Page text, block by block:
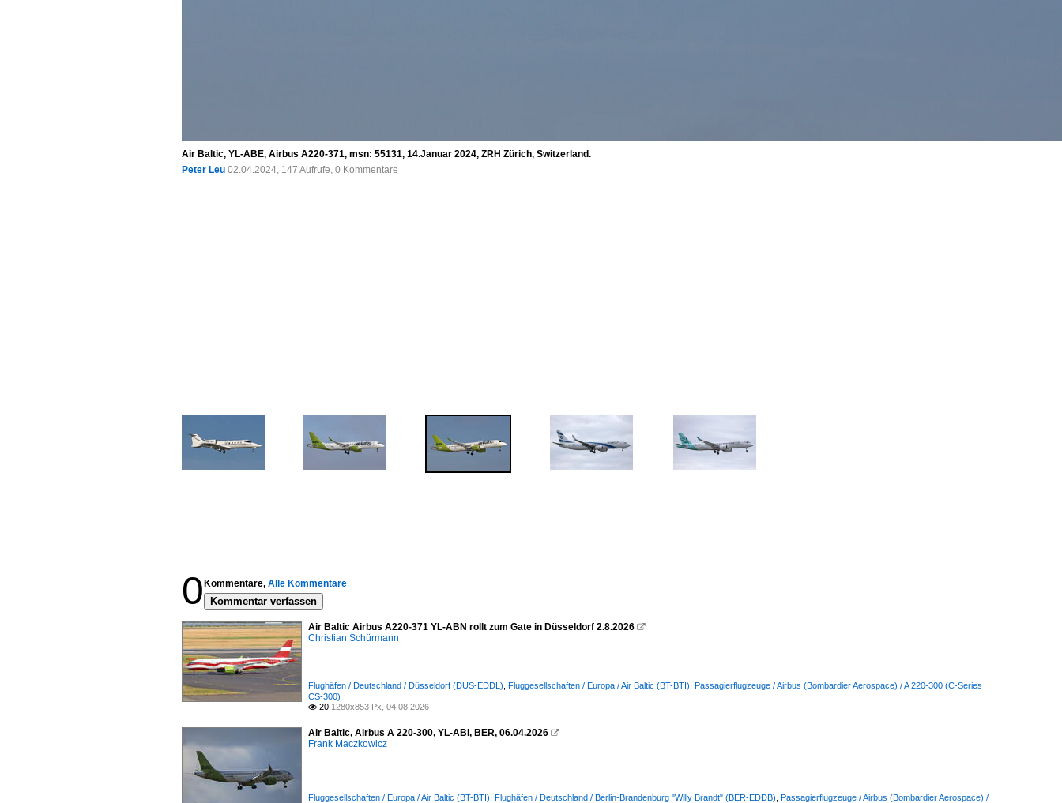
Air Baltic, YL-ABE, Airbus A220-371, msn: 55131, 14.Januar 2024, ZRH Zürich, Switzerland.
Peter Leu 02.04.2024, 147 Aufrufe, 0 Kommentare
0 Kommentare, Alle Kommentare
Kommentar verfassen
Air Baltic Airbus A220-371 YL-ABN rollt zum Gate in Düsseldorf 2.8.2026 
Christian Schürmann
Flughäfen / Deutschland / Düsseldorf (DUS-EDDL) Fluggesellschaften / Europa / Air Baltic (BT-BTI) Passagierflugzeuge / Airbus (Bombardier Aerospace) / A 220-300 (C-Series
CS-300)
 20 1280x853 Px, 04.08.2026
Air Baltic, Airbus A 220-300, YL-ABI, BER, 06.04.2026 
Frank Maczkowicz
Fluggesellschaften / Europa / Air Baltic (BT-BTI) Flughäfen / Deutschland / Berlin-Brandenburg "Willy Brandt" (BER-EDDB) Passagierflugzeuge / Airbus (Bombardier Aerospace) /